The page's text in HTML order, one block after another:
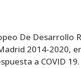
De Desarrollo
2014-2020,
a COVID 19.